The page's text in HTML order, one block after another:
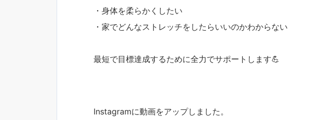
・身体を柔らかくしたい
・家でどんなストレッチをしたらいいのかわからない
最短で目標達成するために全力でサポートします💪
Instagramに動画をアップしました。